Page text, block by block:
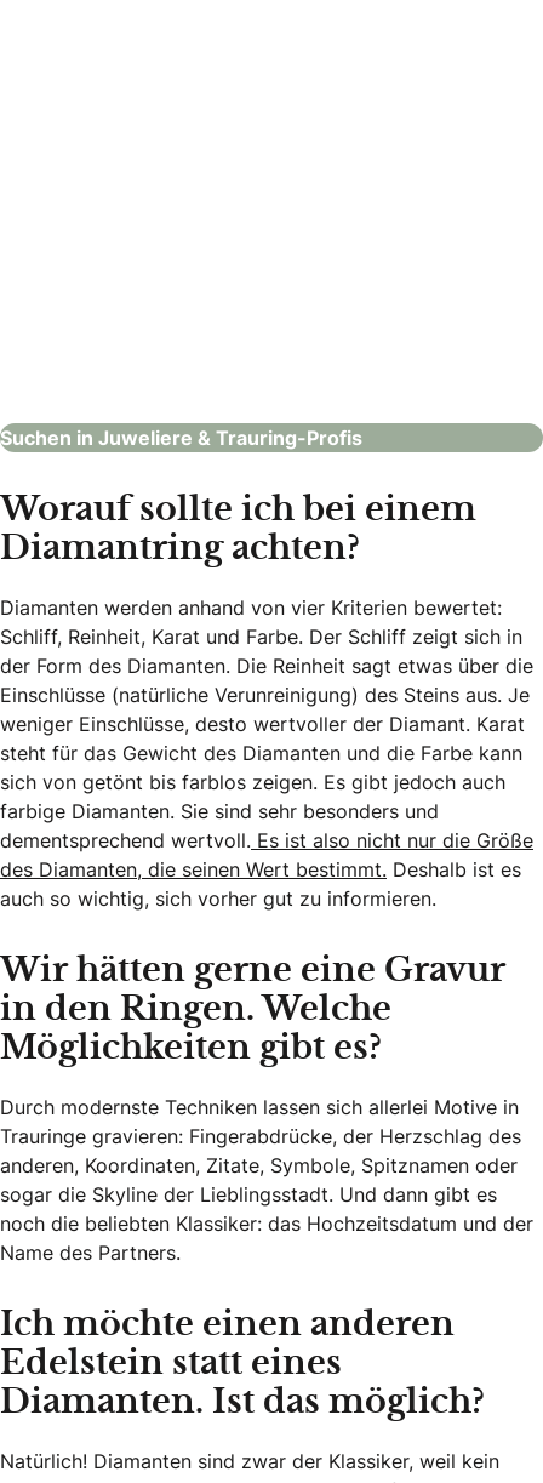
Suchen in Juweliere & Trauring-Profis
Worauf sollte ich bei einem
Diamantring achten?
Diamanten werden anhand von vier Kriterien bewertet:
Schliff, Reinheit, Karat und Farbe. Der Schliff zeigt sich in
der Form des Diamanten. Die Reinheit sagt etwas über die
Einschlüsse (natürliche Verunreinigung) des Steins aus. Je
weniger Einschlüsse, desto wertvoller der Diamant. Karat
steht für das Gewicht des Diamanten und die Farbe kann
sich von getönt bis farblos zeigen. Es gibt jedoch auch
farbige Diamanten. Sie sind sehr besonders und
dementsprechend wertvoll. Es ist also nicht nur die Größe
des Diamanten, die seinen Wert bestimmt. Deshalb ist es
auch so wichtig, sich vorher gut zu informieren.
Wir hätten gerne eine Gravur
in den Ringen. Welche
Möglichkeiten gibt es?
Durch modernste Techniken lassen sich allerlei Motive in
Trauringe gravieren: Fingerabdrücke, der Herzschlag des
anderen, Koordinaten, Zitate, Symbole, Spitznamen oder
sogar die Skyline der Lieblingsstadt. Und dann gibt es
noch die beliebten Klassiker: das Hochzeitsdatum und der
Name des Partners.
Ich möchte einen anderen
Edelstein statt eines
Diamanten. Ist das möglich?
Natürlich! Diamanten sind zwar der Klassiker, weil kein